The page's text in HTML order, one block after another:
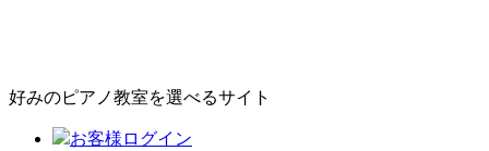
好みのピアノ教室を選べるサイト
お客様ログイン